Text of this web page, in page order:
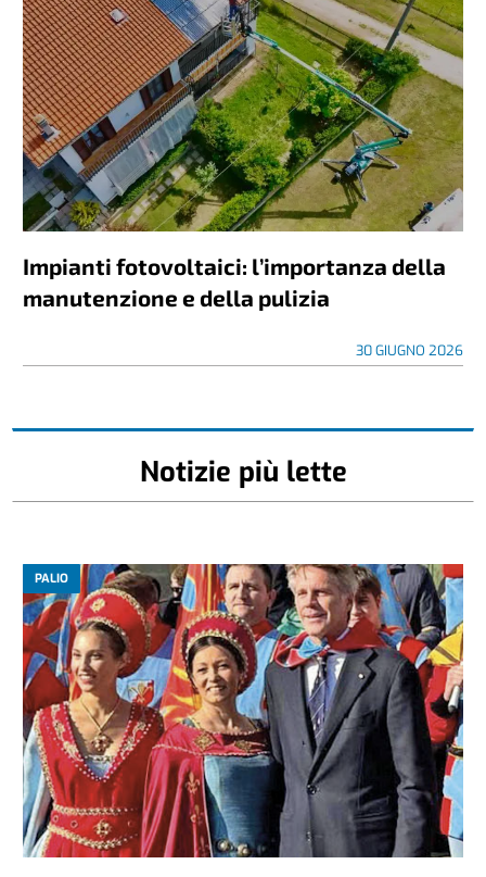
Impianti fotovoltaici: l’importanza della
manutenzione e della pulizia
30 GIUGNO 2026
Notizie più lette
PALIO